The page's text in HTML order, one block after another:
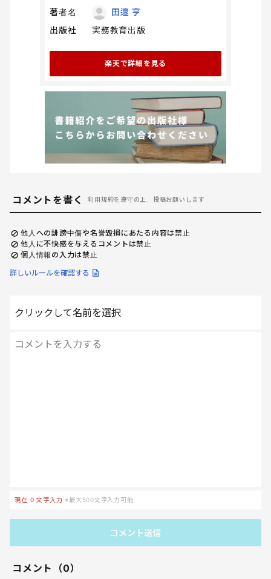
著者名
田邉 亨
出版社
実務教育出版
楽天で詳細を見る
コメントを書く 利用規約を遵守の上、投稿お願いします
他人への誹謗中傷や名誉毀損にあたる内容は禁止
他人に不快感を与えるコメントは禁止
個人情報の入力は禁止
詳しいルールを確認する
クリックして名前を選択
現在 0 文字入力 ※最大500文字入力可能
コメント送信
コメント（0）